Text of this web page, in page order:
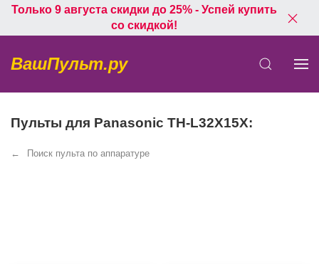
Только 9 августа скидки до 25% - Успей купить
со скидкой!
ВашПульт.ру
Пульты для Panasonic TH-L32X15X:
Поиск пульта по аппаратуре